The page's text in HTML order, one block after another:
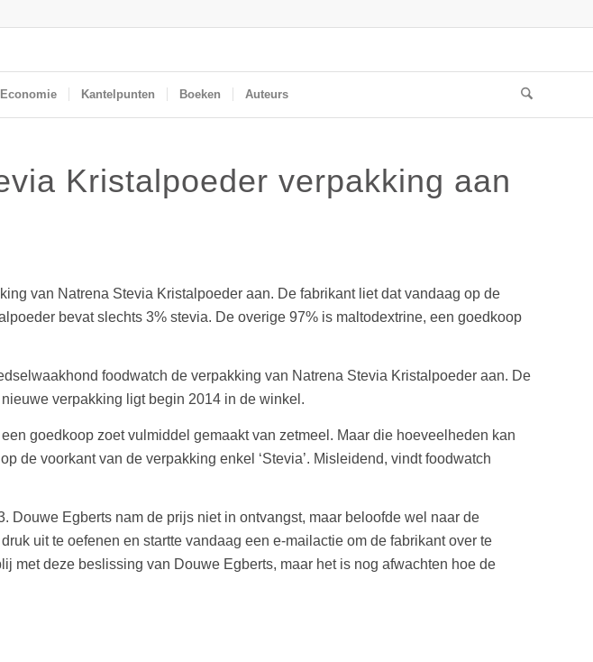
Economie Kantelpunten Boeken Auteurs
Kristalpoeder verpakking aan
van Natrena Stevia Kristalpoeder aan. De fabrikant liet dat vandaag op de
bevat slechts 3% stevia. De overige 97% is maltodextrine, een goedkoop
foodwatch de verpakking van Natrena Stevia Kristalpoeder aan. De
verpakking ligt begin 2014 in de winkel.
goedkoop zoet vulmiddel gemaakt van zetmeel. Maar die hoeveelheden kan
de voorkant van de verpakking enkel ‘Stevia’. Misleidend, vindt foodwatch
Douwe Egberts nam de prijs niet in ontvangst, maar beloofde wel naar de
uit te oefenen en startte vandaag een e-mailactie om de fabrikant over te
met deze beslissing van Douwe Egberts, maar het is nog afwachten hoe de